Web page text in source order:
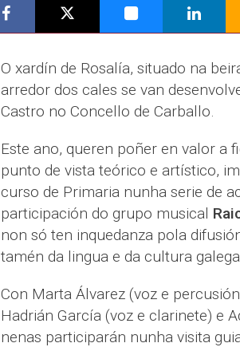
O xardín de Rosalía, situado na
arredor dos cales se van
Castro no Concello de Carballo.
Este ano, queren poñer en valor a
punto de vista teórico e artístico,
curso de Primaria nunha serie de
participación do grupo musical
non só ten inquedanza pola
tamén da lingua e da cultura
Con Marta Álvarez (voz e
Hadrián García (voz e clarinete) e
nenas participarán nunha visita